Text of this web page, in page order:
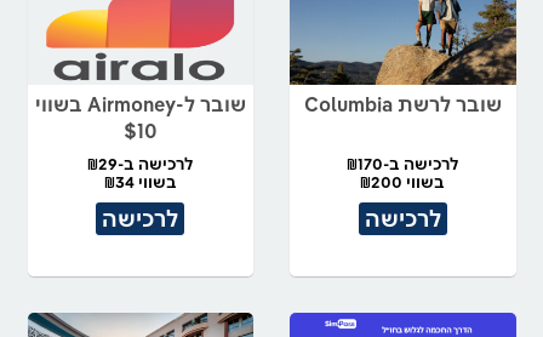
שובר לרשת Columbia
לרכישה ב-₪170
בשווי ₪200
לרכישה
שובר ל-Airmoney בשווי
$10
לרכישה ב-₪29
בשווי ₪34
לרכישה